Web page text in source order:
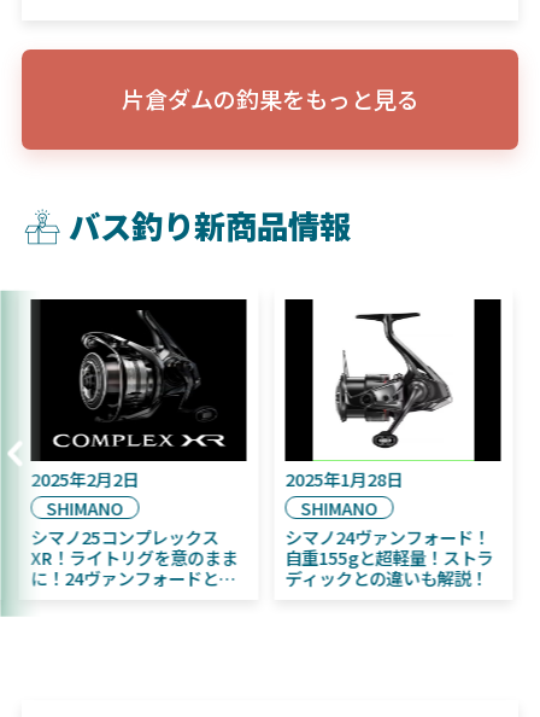
片倉ダムの釣果をもっと見る
バス釣り新商品情報
2025年9月16日
DAIWA
2025年11月発売予定！
DAIWA ふく魚／ちびふく魚
はビッグベイト初心者にお
2025年2月2日
SHIMANO
シマノ25コンプレックス
XR！ライトリグを意のまま
に！24ヴァンフォードとの